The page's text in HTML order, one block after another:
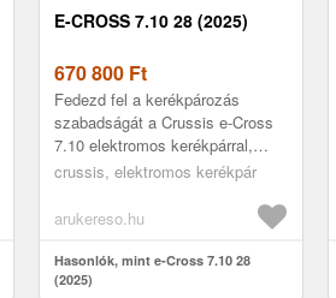
E-CROSS 7.10 28 (2025)
670 800 Ft
Fedezd fel a kerékpározás
szabadságát a Crussis e-Cross
7.10 elektromos kerékpárral,
amely messzebbre visz, mint
kerékpárt...
crussis, elektromos kerékpár
arukereso.hu
Hasonlók, mint e-Cross 7.10 28
(2025)